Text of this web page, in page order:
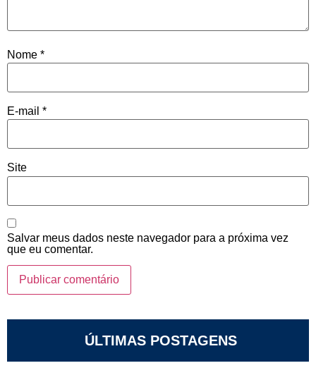
Nome *
E-mail *
Site
Salvar meus dados neste navegador para a próxima vez
que eu comentar.
ÚLTIMAS POSTAGENS